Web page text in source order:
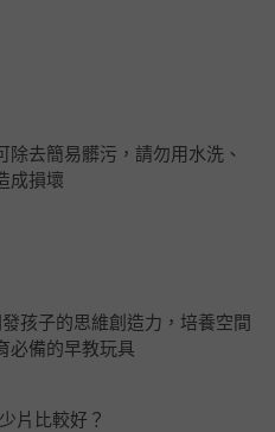
去簡易髒污，請勿用水洗、
成損壞
孩子的思維創造力，培養空間
必備的早教玩具
片比較好？